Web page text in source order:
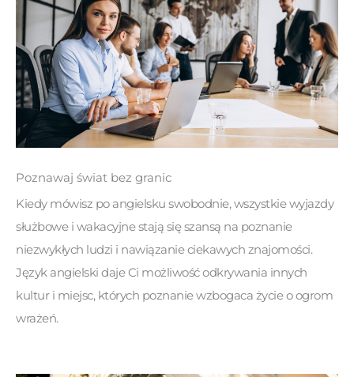
Poznawaj świat bez granic
Kiedy mówisz po angielsku swobodnie, wszystkie wyjazdy
służbowe i wakacyjne stają się szansą na poznanie
niezwykłych ludzi i nawiązanie ciekawych znajomości.
Język angielski daje Ci możliwość odkrywania innych
kultur i miejsc, których poznanie wzbogaca życie o ogrom
wrażeń.